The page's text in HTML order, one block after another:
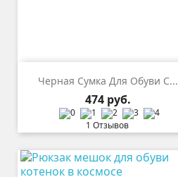
Черная Сумка Для Обуви С...
Цена
474 руб.
1 Отзывов